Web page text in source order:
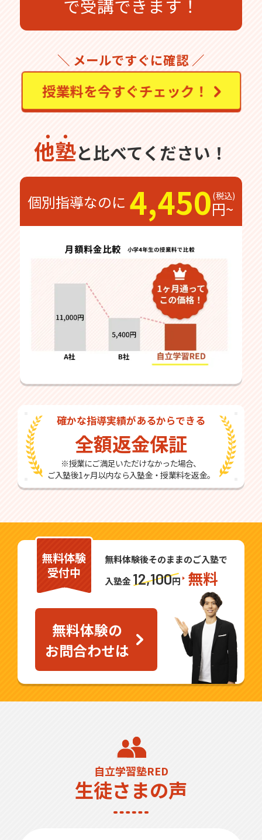
で受講できます！
＼ メールですぐに確認 ／
授業料を今すぐチェック！
他塾と比べてください！
個別指導なのに 4,450円~
確かな指導実績があるからできる
全額返金保証
※授業にご満足いただけなかった場合、
ご入塾後1ヶ月以内なら入塾金・授業料を返金。
無料体験
受付中
無料体験後そのままのご入塾で
入塾金 12,100円 無料
無料体験の
お問合わせは
自立学習塾RED
生徒さまの声